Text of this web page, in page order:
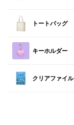
トートバッグ
キーホルダー
クリアファイル